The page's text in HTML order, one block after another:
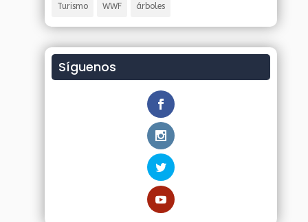
Turismo WWF árboles
Síguenos